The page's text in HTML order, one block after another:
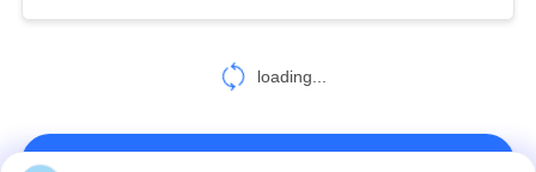
loading...